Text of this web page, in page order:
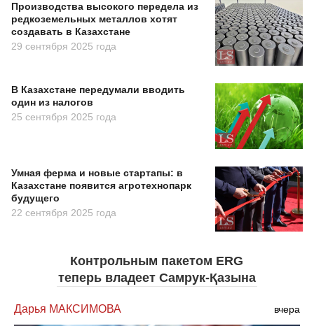
Производства высокого передела из
редкоземельных металлов хотят
создавать в Казахстане
29 сентября 2025 года
В Казахстане передумали вводить
один из налогов
25 сентября 2025 года
Умная ферма и новые стартапы: в
Казахстане появится агротехнопарк
будущего
22 сентября 2025 года
Контрольным пакетом ERG
теперь владеет Самрук-Қазына
Дарья МАКСИМОВА вчера